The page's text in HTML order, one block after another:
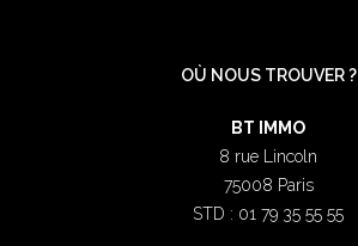
OÙ NOUS TROUVER ?
BT IMMO
8 rue Lincoln
75008 Paris
STD : 01 79 35 55 55